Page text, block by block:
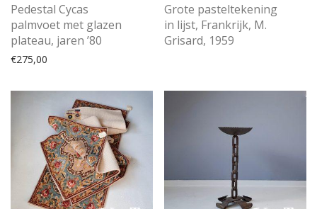
Pedestal Cycas
palmvoet met glazen
plateau, jaren ’80
€275,00
Grote pasteltekening
in lijst, Frankrijk, M.
Grisard, 1959